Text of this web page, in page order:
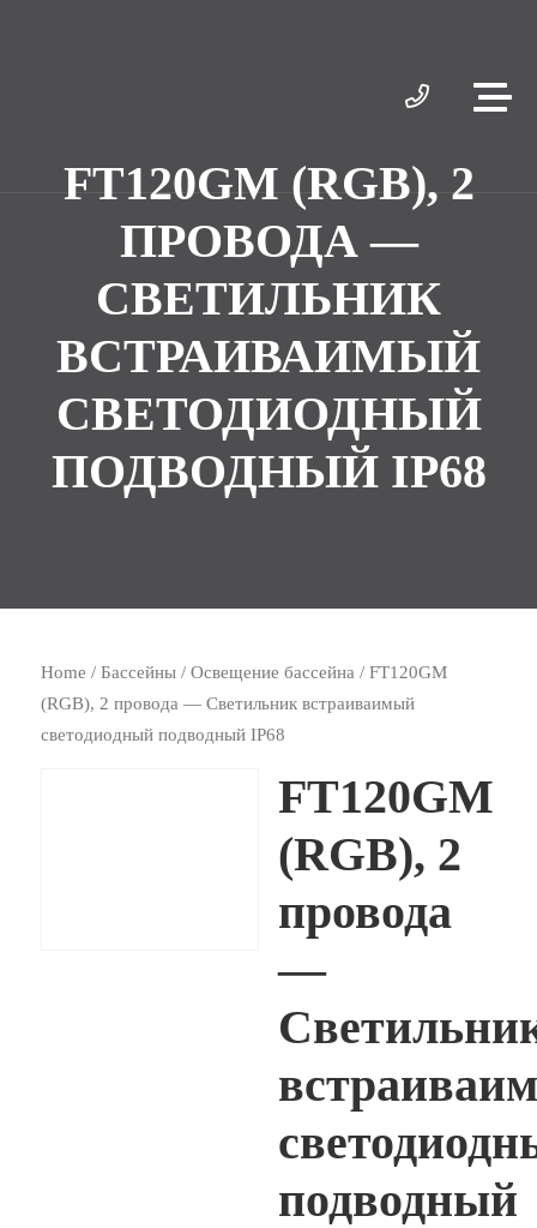
FT120GM (RGB), 2
ПРОВОДА —
СВЕТИЛЬНИК
ВСТРАИВАИМЫЙ
СВЕТОДИОДНЫЙ
ПОДВОДНЫЙ IP68
Home /Бассейны /Освещение бассейна / FT120GM
(RGB), 2 провода — Светильник встраиваимый
светодиодный подводный IP68
FT120GM
(RGB), 2
провода
—
подводный